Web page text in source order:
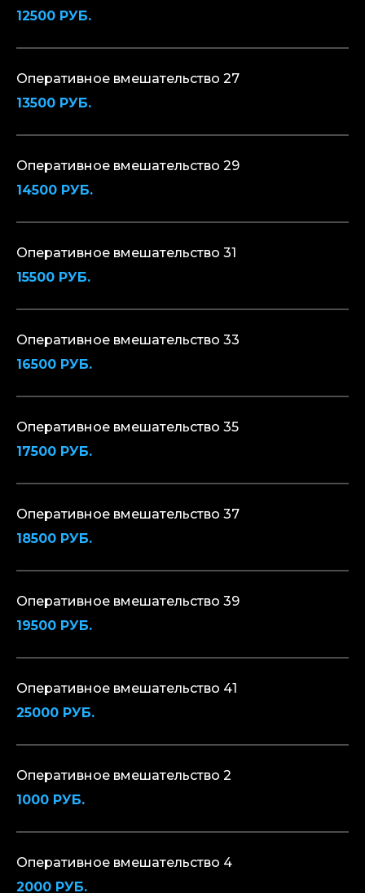
12500 РУБ.
Оперативное вмешательство 27
13500 РУБ.
Оперативное вмешательство 29
14500 РУБ.
Оперативное вмешательство 31
15500 РУБ.
Оперативное вмешательство 33
16500 РУБ.
Оперативное вмешательство 35
17500 РУБ.
Оперативное вмешательство 37
18500 РУБ.
Оперативное вмешательство 39
19500 РУБ.
Оперативное вмешательство 41
25000 РУБ.
Оперативное вмешательство 2
1000 РУБ.
Оперативное вмешательство 4
2000 РУБ.